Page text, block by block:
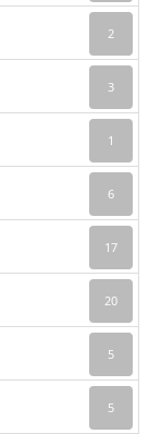
2
3
1
6
17
20
5
5